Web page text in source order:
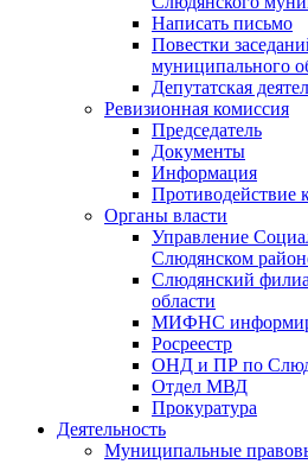
Написать письмо
Повестки
муниципального
Депутатская
Ревизионная комиссия
Председатель
Документы
Информация
Противодействие
Органы власти
Управление
Слюдянском
Слюдянский
области
МИФНС
Росреестр
ОНД и ПР по
Отдел МВД
Прокуратура
Деятельность
Муниципальные